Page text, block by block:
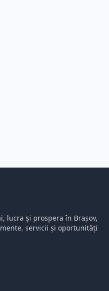
lucra și prospera în Brașov,
servicii și oportunități